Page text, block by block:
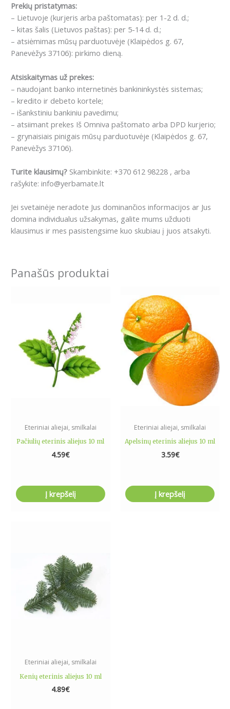
Prekių pristatymas:
– Lietuvoje (kurjeris arba paštomatas): per 1-2 d. d.;
– kitas šalis (Lietuvos paštas): per 5-14 d. d.;
– atsiėmimas mūsų parduotuvėje (Klaipėdos g. 67,
Panevėžys 37106): pirkimo dieną.
Atsiskaitymas už prekes:
– naudojant banko internetinės bankininkystės sistemas;
– kredito ir debeto kortele;
– išankstiniu bankiniu pavedimu;
– atsiimant prekes Iš Omniva paštomato arba DPD kurjerio;
– grynaisiais pinigais mūsų parduotuvėje (Klaipėdos g. 67,
Panevėžys 37106).
Turite klausimų? Skambinkite: +370 612 98228 , arba
rašykite: info@yerbamate.lt
Jei svetainėje neradote Jus dominančios informacijos ar Jus
domina individualus užsakymas, galite mums užduoti
klausimus ir mes pasistengsime kuo skubiau į juos atsakyti.
Panašūs produktai
Eteriniai aliejai, smilkalai
Pačiulių eterinis aliejus 10 ml
4.59€
Į krepšelį
Eteriniai aliejai, smilkalai
Apelsinų eterinis aliejus 10 ml
3.59€
Į krepšelį
Eteriniai aliejai, smilkalai
Kenių eterinis aliejus 10 ml
4.89€